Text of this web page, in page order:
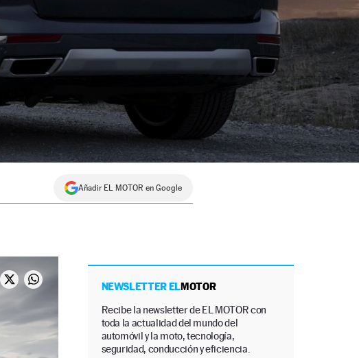
Añadir EL MOTOR en Google
NEWSLETTER ELMOTOR
Recibe la newsletter de EL MOTOR con
toda la actualidad del mundo del
automóvil y la moto, tecnología,
seguridad, conducción y eficiencia.